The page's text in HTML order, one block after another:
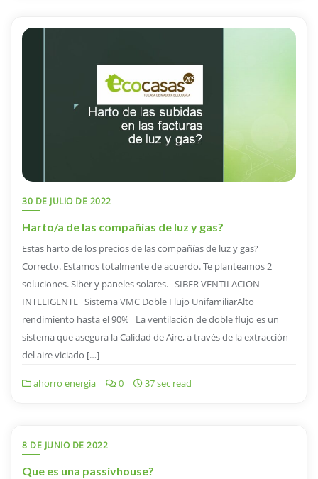
30 DE JULIO DE 2022
Harto/a de las compañías de luz y gas?
Estas harto de los precios de las compañías de luz y gas?
Correcto. Estamos totalmente de acuerdo. Te planteamos 2
soluciones. Siber y paneles solares. SIBER VENTILACION
INTELIGENTE Sistema VMC Doble Flujo UnifamiliarAlto
rendimiento hasta el 90% La ventilación de doble flujo es un
sistema que asegura la Calidad de Aire, a través de la extracción
del aire viciado […]
ahorro energia 0 37 sec read
8 DE JUNIO DE 2022
Que es una passivhouse?